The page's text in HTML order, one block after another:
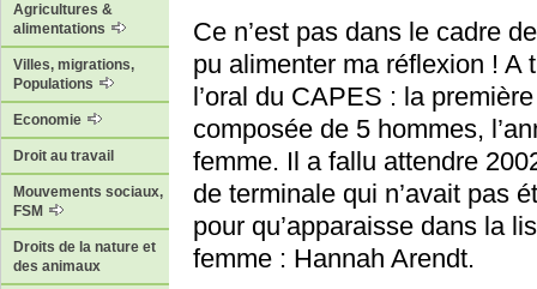
Agricultures &
alimentations
Villes, migrations,
Populations
Economie
Droit au travail
Mouvements sociaux,
FSM
Droits de la nature et
des animaux
Ce n’est pas dans le cadre
pu alimenter ma réflexion ! A
l’oral du CAPES : la
composée de 5 hommes,
femme. Il a fallu attendre
de terminale qui n’avait pas
pour qu’apparaisse dans la
femme : Hannah Arendt.